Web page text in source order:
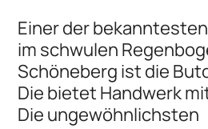
Einer der
im schwulen
Schöneberg ist die
Die bietet Handwerk
Die ungewöhnlichsten